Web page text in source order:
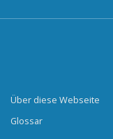
Über diese Webseite
Glossar